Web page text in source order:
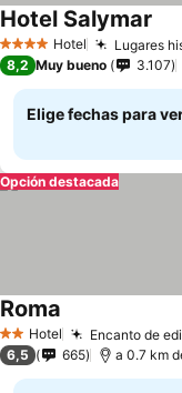
4 EstrellasHotel Lugares
Hotel Salymar
8,2 Muy bueno 3.107
Elige fechas para
Opción destacada
2 Estrellas
Hotel Encanto de
Roma
6,5 665 a 0.7 km